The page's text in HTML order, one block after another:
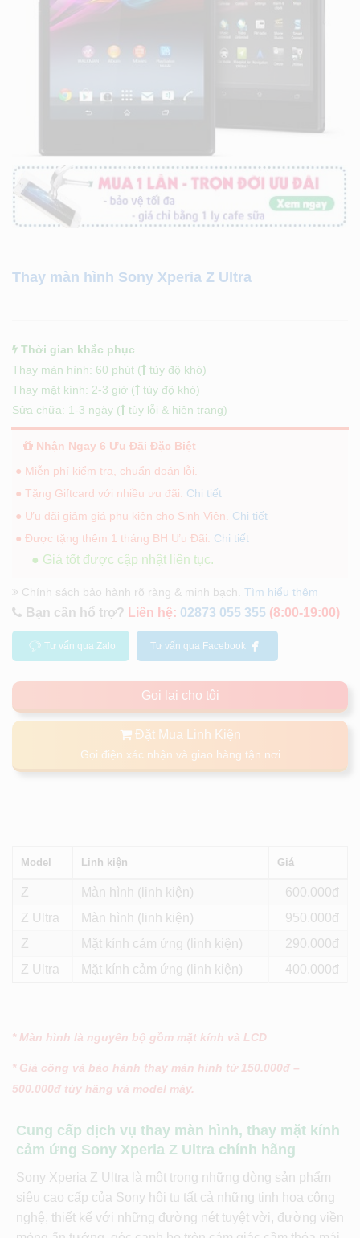
Thay màn hình Sony Xperia Z Ultra
Thời gian khắc phục
Thay màn hình: 60 phút (
tùy độ khó)
Thay mặt kính: 2-3 giờ (
tùy độ khó)
Sửa chữa: 1-3 ngày (
tùy lỗi & hiện trạng)
Nhận Ngay 6 Ưu Đãi Đặc Biệt
● Miễn phí kiểm tra, chuẩn đoán lỗi.
● Tặng Giftcard với nhiều ưu đãi. Chi tiết
● Ưu đãi giảm giá phụ kiện cho Sinh Viên. Chi tiết
● Được tặng thêm 1 tháng BH Ưu Đãi. Chi tiết
● Giá tốt được cập nhật liên tục.
Chính sách bảo hành rõ ràng & minh bạch. Tìm hiểu thêm
Bạn cần hổ trợ? Liên hệ: 02873 055 355 (8:00-19:00)
Tư vấn qua Zalo Tư vấn qua Facebook
Gọi lại cho tôi
Đặt Mua Linh Kiện
Gọi điện xác nhận và giao hàng tận nơi
Model Linh kiện Giá
Z Màn hình (linh kiện)
600
Z Ultra
Màn hình (linh kiện)
950
Z
Mặt kính cảm ứng (linh kiện)
290
Z Ultra
Mặt kính cảm ứng (linh kiện) 400
* Màn hình là nguyên bộ gồm mặt kính và LCD
* Giá công và bảo hành thay màn hình từ 150.000đ –
500.000đ tùy hãng và model máy.
Cung cấp dịch vụ thay màn hình, thay mặt kính
cảm ứng Sony Xperia Z Ultra chính hãng
Sony Xperia Z Ultra là một trong những dòng sản phẩm
siêu cao cấp của Sony hội tụ tất cả những tinh hoa công
nghệ, thiết kế với những đường nét tuyệt vời, đường viền